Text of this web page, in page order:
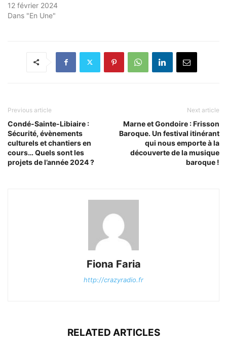
12 février 2024
Dans "En Une"
Previous article
Condé-Sainte-Libiaire :
Sécurité, évènements
culturels et chantiers en
cours… Quels sont les
projets de l’année 2024 ?
Next article
Marne et Gondoire : Frisson
Baroque. Un festival itinérant
qui nous emporte à la
découverte de la musique
baroque !
Fiona Faria
http://crazyradio.fr
RELATED ARTICLES